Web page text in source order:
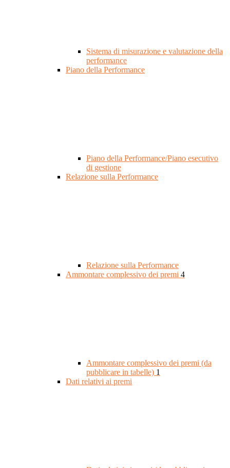
Sistema di misurazione e valutazione della
performance
Piano della Performance
Piano della Performance/Piano esecutivo
di gestione
Relazione sulla Performance
Relazione sulla Performance
Ammontare complessivo dei premi 4
Ammontare complessivo dei premi (da
pubblicare in tabelle) 1
Dati relativi ai premi